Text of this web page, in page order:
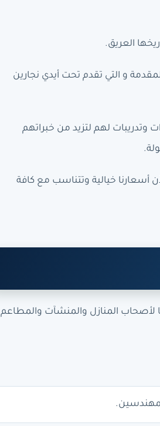
العريق.
و التي تقدم تحت أيدي نجارين
وتدريبات لهم لتزيد من خبراتهم
أسعارنا خيالية وتتناسب مع كافة
لأصحاب المنازل والمنشآت والمطاعم